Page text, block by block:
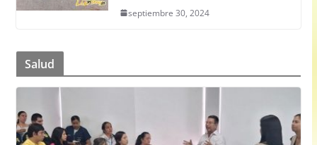
septiembre 30, 2024
Salud